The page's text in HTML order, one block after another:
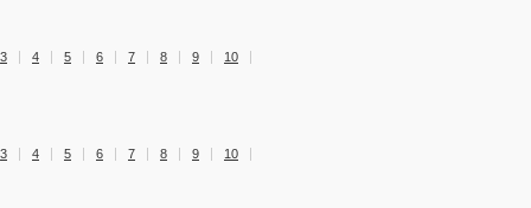
3 4 5 6 7 8 9
10
3 4 5 6 7 8 9
10